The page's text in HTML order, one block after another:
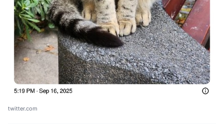
twitter.com